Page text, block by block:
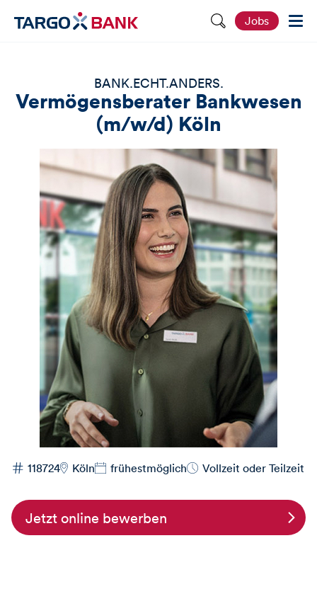
S
e
u
r
c
h
s
h
Jobs
BANK.ECHT.ANDERS.
Vermögensberater Bankwesen
(m/w/d) Köln
118724 Köln frühestmöglich Vollzeit oder Teilzeit
Jetzt online bewerben